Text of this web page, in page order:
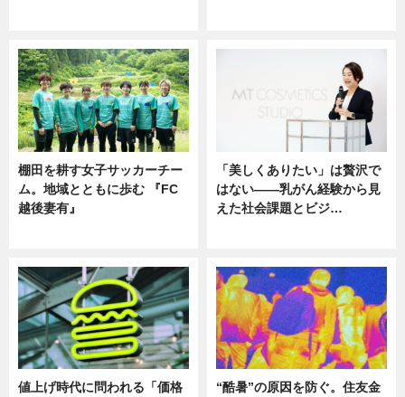
棚田を耕す女子サッカーチー
ム。地域とともに歩む 『FC
越後妻有』
「美しくありたい」は贅沢で
はない――乳がん経験から見
えた社会課題とビジ…
値上げ時代に問われる「価格
“酷暑”の原因を防ぐ。住友金